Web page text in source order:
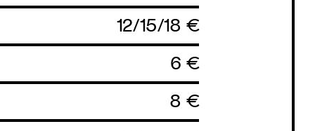
12/15/18 €
6 €
8 €